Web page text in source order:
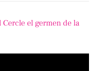
Cercle el germen de la